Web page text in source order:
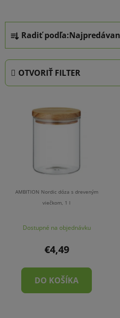
R
d
e
n
Radiť podľa:
OTVORIŤ FILTER
AMBITION Nordic dóza s dreveným
viečkom, 1 l
Dostupné na objednávku
€4,49
DO KOŠÍKA